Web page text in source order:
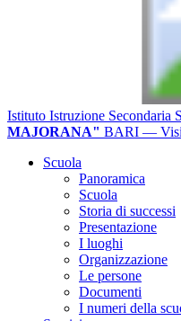
Istituto Istruzione Secondaria
MAJORANA" BARI —
Scuola
Panoramica
Scuola
Storia di successi
Presentazione
I luoghi
Organizzazione
Le persone
Documenti
I numeri della